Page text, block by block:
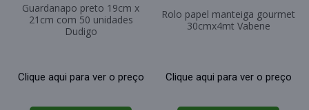
Guardanapo preto 19cm x
21cm com 50 unidades
Dudigo
Clique aqui para ver o preço
Rolo papel manteiga gourmet
30cmx4mt Vabene
Clique aqui para ver o preço